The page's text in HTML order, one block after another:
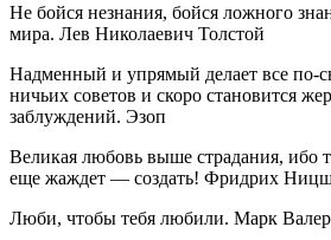
Не бойся незнания, бойся ложного
мира. Лев Николаевич Толстой
Надменный и упрямый делает все по-
ничьих советов и скоро становится
заблуждений. Эзоп
Великая любовь выше страдания, ибо
еще жаждет — создать! Фридрих
Люби, чтобы тебя любили. Марк